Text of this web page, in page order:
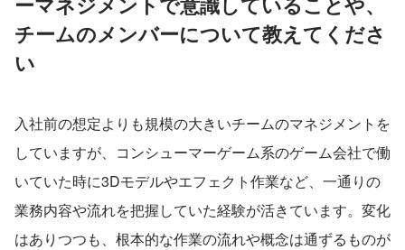
チームのメンバーについて教えてくださ
い
入社前の想定よりも規模の大きいチームのマネジメントを
していますが、コンシューマーゲーム系のゲーム会社で働
いていた時に3Dモデルやエフェクト作業など、一通りの
業務内容や流れを把握していた経験が活きています。変化
はありつつも、根本的な作業の流れや概念は通ずるものが